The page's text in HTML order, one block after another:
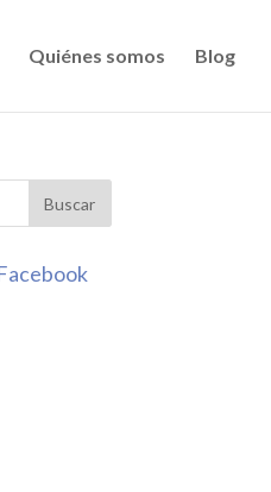
Quiénes somos Blog